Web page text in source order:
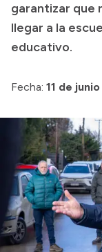
Convocatorias
Intranet
garantizar que
llegar a la
educativo.
Fecha: 11 de